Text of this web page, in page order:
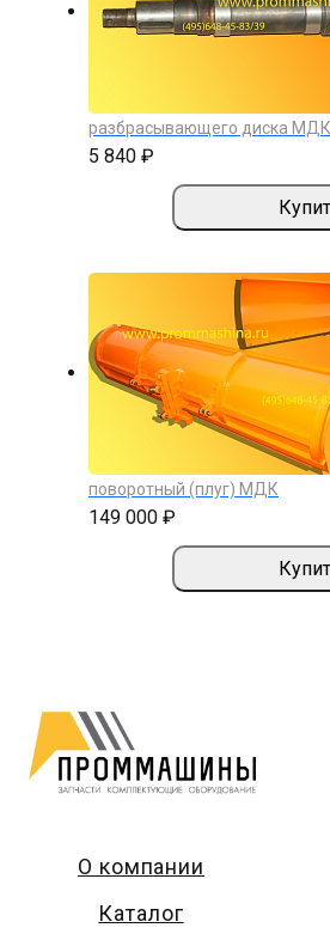
разбрасывающего диска
5 840 ₽
поворотный (плуг) МДК
149 000 ₽
О компании
Каталог